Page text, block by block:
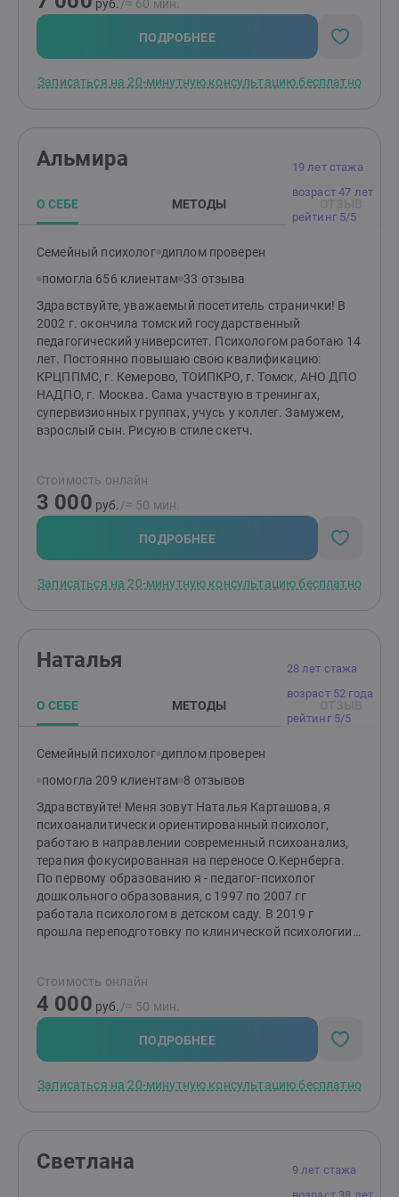
руб. /≈ 60 мин.
ПОДРОБНЕЕ
Записаться на 20-минутную консультацию бесплатно
19 лет стажа
возраст 47 лет
рейтинг 5/5
Альмира
О СЕБЕ МЕТОДЫ
Семейный психолог диплом проверен
помогла 656 клиентам 33 отзыва
Здравствуйте, уважаемый посетитель странички! В
2002 г. окончила томский государственный
педагогический университет. Психологом работаю 14
лет. Постоянно повышаю свою квалификацию:
КРЦППМС, г. Кемерово, ТОИПКРО, г. Томск, АНО ДПО
НАДПО, г. Москва. Сама участвую в тренингах,
супервизионных группах, учусь у коллег. Замужем,
взрослый сын. Рисую в стиле скетч.
Стоимость онлайн
3 000 руб. /≈ 50 мин.
ПОДРОБНЕЕ
Записаться на 20-минутную консультацию бесплатно
28 лет стажа
возраст 52 года
рейтинг 5/5
Наталья
О СЕБЕ МЕТОДЫ
Семейный психолог диплом проверен
помогла 209 клиентам 8 отзывов
Здравствуйте! Меня зовут Наталья Карташова, я
психоаналитически ориентированный психолог,
работаю в направлении современный психоанализ,
терапия фокусированная на переносе О.Кернберга.
По первому образованию я - педагог-психолог
дошкольного образования, с 1997 по 2007 гг
работала психологом в детском саду. В 2019 г
прошла переподготовку по клинической психологии,
горем и утратой, фокусированной терапии принятия и
ответственности (FACT), эмоционально-образной
терапии Н.Линде, работе с психосоматическими
симптомами в психоаналитическом направлении.
Продолжаю обучение современному психоанализу,
настоящий момент работаю в длительных подходах,
и личную терапию.
Стоимость онлайн
4 000 руб. /≈ 50 мин.
ПОДРОБНЕЕ
Записаться на 20-минутную консультацию бесплатно
9 лет стажа
Светлана